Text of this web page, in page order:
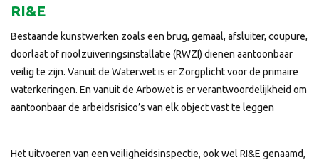
RI&E
Bestaande kunstwerken zoals een brug, gemaal, afsluiter, coupure,
doorlaat of rioolzuiveringsinstallatie (RWZI) dienen aantoonbaar
veilig te zijn. Vanuit de Waterwet is er Zorgplicht voor de primaire
waterkeringen. En vanuit de Arbowet is er verantwoordelijkheid om
aantoonbaar de arbeidsrisico’s van elk object vast te leggen
Het uitvoeren van een veiligheidsinspectie, ook wel RI&E genaamd,